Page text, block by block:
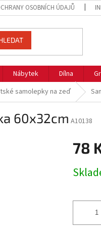
OSOBNÍCH ÚDAJŮ
Nábytek Dílna
samolepky na zeď
60x32cm A10138
78
cena: